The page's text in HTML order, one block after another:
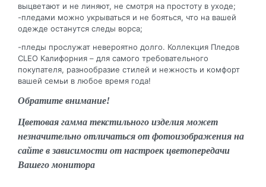
выцветают и не линяют, не смотря на простоту в уходе;
-пледами можно укрываться и не бояться, что на вашей
одежде останутся следы ворса;
-пледы прослужат невероятно долго. Коллекция Пледов
CLEO Калифорния – для самого требовательного
покупателя, разнообразие стилей и нежность и комфорт
вашей семьи в любое время года!
Обратите внимание!
Цветовая гамма текстильного изделия может
незначительно отличаться от фотоизображения на
сайте в зависимости от настроек цветопередачи
Вашего монитора